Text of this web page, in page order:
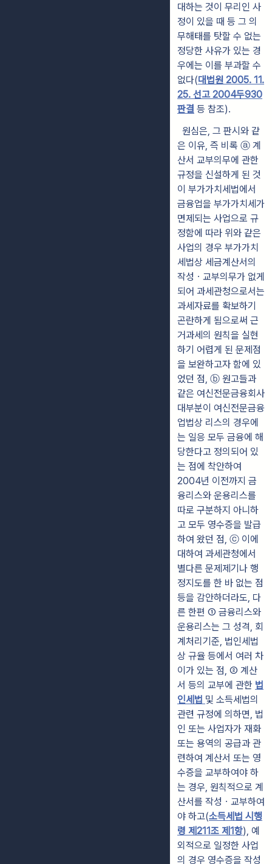
대하는 것이 무리인 사
정이 있을 때 등 그 의
무해태를 탓할 수 없는
정당한 사유가 있는 경
우에는 이를 부과할 수
없다(대법원 2005. 11.
25. 선고 2004두930
판결 등 참조).
원심은, 그 판시와 같
은 이유, 즉 비록 ⓐ 계
산서 교부의무에 관한
규정을 신설하게 된 것
이 부가가치세법에서
금융업을 부가가치세가
면제되는 사업으로 규
정함에 따라 위와 같은
사업의 경우 부가가치
세법상 세금계산서의
작성ㆍ교부의무가 없게
되어 과세관청으로서는
과세자료를 확보하기
곤란하게 됨으로써 근
거과세의 원칙을 실현
하기 어렵게 된 문제점
을 보완하고자 함에 있
었던 점, ⓑ 원고들과
같은 여신전문금융회사
대부분이 여신전문금융
업법상 리스의 경우에
는 일응 모두 금융에 해
당한다고 정의되어 있
는 점에 착안하여
2004년 이전까지 금
융리스와 운용리스를
따로 구분하지 아니하
고 모두 영수증을 발급
하여 왔던 점, ⓒ 이에
대하여 과세관청에서
별다른 문제제기나 행
정지도를 한 바 없는 점
등을 감안하더라도, 다
른 한편 ① 금융리스와
운용리스는 그 성격, 회
계처리기준, 법인세법
상 규율 등에서 여러 차
이가 있는 점, ② 계산
서 등의 교부에 관한 법
인세법 및 소득세법의
관련 규정에 의하면, 법
인 또는 사업자가 재화
또는 용역의 공급과 관
련하여 계산서 또는 영
수증을 교부하여야 하
는 경우, 원칙적으로 계
산서를 작성ㆍ교부하여
야 하고(소득세법 시행
령 제211조 제1항), 예
외적으로 일정한 사업
의 경우 영수증을 작성